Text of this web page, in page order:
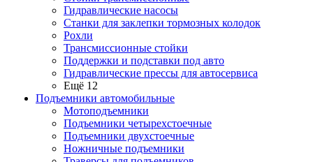
Гидравлические насосы
Cтанки для заклепки тормозных колодок
Рохли
Трансмиссионные стойки
Поддержки и подставки под авто
Гидравлические прессы для автосервиса
Ещё 12
Подъемники автомобильные
Мотоподъемники
Подъемники четырехстоечные
Подъемники двухстоечные
Ножничные подъемники